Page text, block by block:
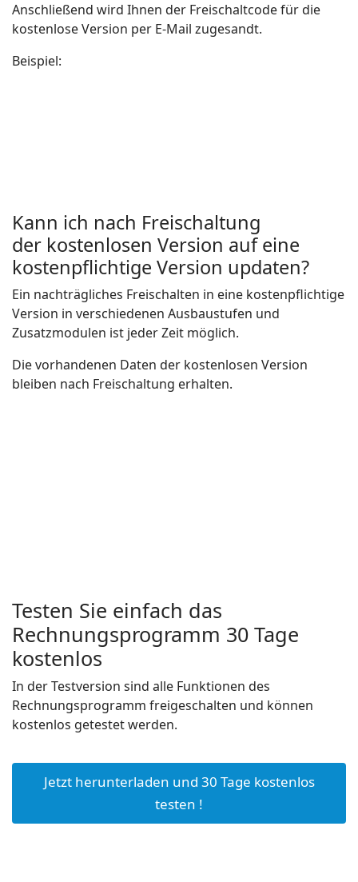
Anschließend wird Ihnen der Freischaltcode für die
kostenlose Version per E-Mail zugesandt.
Beispiel:
Kann ich nach Freischaltung
der kostenlosen Version auf eine
kostenpflichtige Version updaten?
Ein nachträgliches Freischalten in eine kostenpflichtige
Version in verschiedenen Ausbaustufen und
Zusatzmodulen ist jeder Zeit möglich.
Die vorhandenen Daten der kostenlosen Version
bleiben nach Freischaltung erhalten.
Testen Sie einfach das
Rechnungsprogramm 30 Tage
kostenlos
In der Testversion sind alle Funktionen des
Rechnungsprogramm freigeschalten und können
kostenlos getestet werden.
Jetzt herunterladen und 30 Tage kostenlos
testen !